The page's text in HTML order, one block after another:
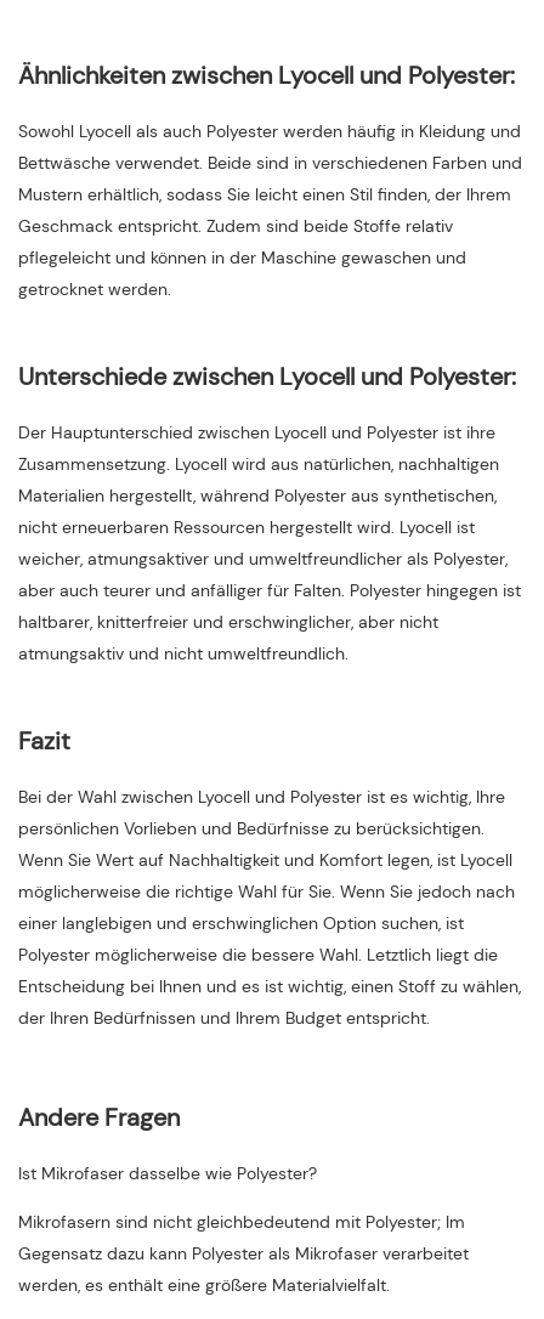
Ähnlichkeiten zwischen Lyocell und Polyester:
Sowohl Lyocell als auch Polyester werden häufig in Kleidung und
Bettwäsche verwendet. Beide sind in verschiedenen Farben und
Mustern erhältlich, sodass Sie leicht einen Stil finden, der Ihrem
Geschmack entspricht. Zudem sind beide Stoffe relativ
pflegeleicht und können in der Maschine gewaschen und
getrocknet werden.
Unterschiede zwischen Lyocell und Polyester:
Der Hauptunterschied zwischen Lyocell und Polyester ist ihre
Zusammensetzung. Lyocell wird aus natürlichen, nachhaltigen
Materialien hergestellt, während Polyester aus synthetischen,
nicht erneuerbaren Ressourcen hergestellt wird. Lyocell ist
weicher, atmungsaktiver und umweltfreundlicher als Polyester,
aber auch teurer und anfälliger für Falten. Polyester hingegen ist
haltbarer, knitterfreier und erschwinglicher, aber nicht
atmungsaktiv und nicht umweltfreundlich.
Fazit
Bei der Wahl zwischen Lyocell und Polyester ist es wichtig, Ihre
persönlichen Vorlieben und Bedürfnisse zu berücksichtigen.
Wenn Sie Wert auf Nachhaltigkeit und Komfort legen, ist Lyocell
möglicherweise die richtige Wahl für Sie. Wenn Sie jedoch nach
einer langlebigen und erschwinglichen Option suchen, ist
Polyester möglicherweise die bessere Wahl. Letztlich liegt die
Entscheidung bei Ihnen und es ist wichtig, einen Stoff zu wählen,
der Ihren Bedürfnissen und Ihrem Budget entspricht.
Andere Fragen
Ist Mikrofaser dasselbe wie Polyester?
Mikrofasern sind nicht gleichbedeutend mit Polyester; Im
Gegensatz dazu kann Polyester als Mikrofaser verarbeitet
werden, es enthält eine größere Materialvielfalt.